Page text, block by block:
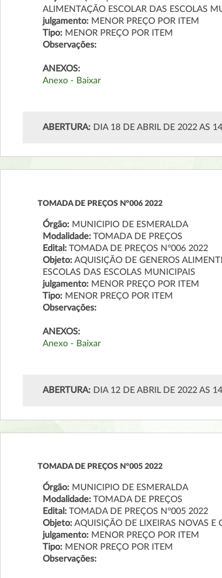
ALIMENTAÇÃO ESCOLAR DAS ESCOLAS
julgamento:MENOR PREÇO POR ITEM
Tipo:MENOR PREÇO POR ITEM
Observações:
ANEXOS:
Anexo - Baixar
ABERTURA:DIA 18 DE ABRIL DE 2022 AS
TOMADA DE PREÇOS N°006 2022
Órgão:MUNICIPIO DE ESMERALDA
Modalidade:TOMADA DE PREÇOS
Edital:TOMADA DE PREÇOS N°006 2022
Objeto:AQUISIÇÃO DE GENEROS
ESCOLAS DAS ESCOLAS MUNICIPAIS
julgamento:MENOR PREÇO POR ITEM
Tipo:MENOR PREÇO POR ITEM
Observações:
ANEXOS:
Anexo - Baixar
ABERTURA:DIA 12 DE ABRIL DE 2022 AS
TOMADA DE PREÇOS N°005 2022
Órgão:MUNICIPIO DE ESMERALDA
Modalidade:TOMADA DE PREÇOS
Edital:TOMADA DE PREÇOS N°005 2022
Objeto:AQUISIÇÃO DE LIXEIRAS NOVAS E
julgamento:MENOR PREÇO POR ITEM
Tipo:MENOR PREÇO POR ITEM
Observações: